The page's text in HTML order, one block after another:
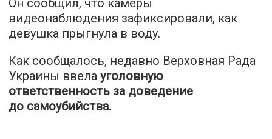
Он сообщил, что камеры
видеонаблюдения зафиксировали, как
девушка прыгнула в воду.
Как сообщалось, недавно Верховная Рада
Украины ввела уголовную
ответственность за доведение
до самоубийства.